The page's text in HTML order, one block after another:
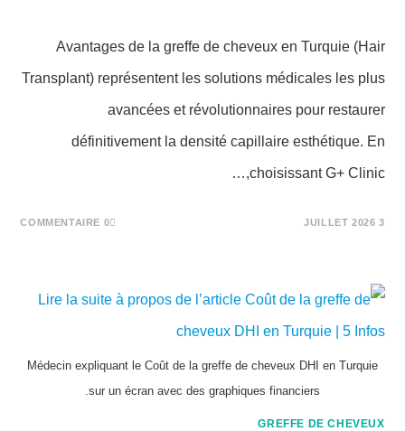
Avantages de la greffe de cheveux en Turquie (Hair
Transplant) représentent les solutions médicales les plus
avancées et révolutionnaires pour restaurer
définitivement la densité capillaire esthétique. En
choisissant G+ Clinic,…
0 COMMENTAIRE 3 JUILLET 2026
Médecin expliquant le Coût de la greffe de cheveux DHI en Turquie
sur un écran avec des graphiques financiers.
GREFFE DE CHEVEUX